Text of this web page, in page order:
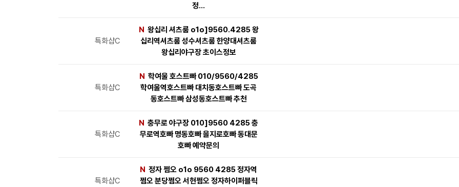
정…
특화샵C
N 왕십리 셔츠룸 o1o]9560.4285 왕
십리역셔츠룸 성수셔츠룸 한양대셔츠룸
왕십리야구장 초이스정보
특화샵C
N 학여울 호스트빠 010/9560/4285
학여울역호스트빠 대치동호스트빠 도곡
동호스트빠 삼성동호스트빠 추천
특화샵C
N 충무로 야구장 010]9560 4285 충
무로역호빠 명동호빠 을지로호빠 동대문
호빠 예약문의
특화샵C
N 정자 쩜오 o1o 9560 4285 정자역
쩜오 분당쩜오 서현쩜오 정자하이퍼블릭